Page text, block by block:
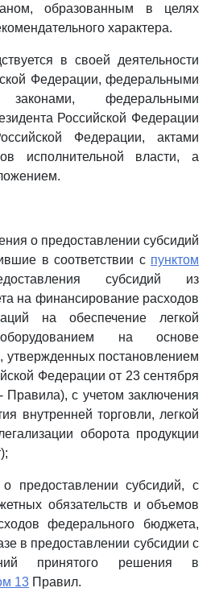
образованным в целях
характера.
в своей деятельности
Федерации, федеральными
законами, федеральными
Российской Федерации
Федерации, актами
исполнительной власти, а
о предоставлении субсидий
в соответствии с пунктом
субсидий из
на финансирование расходов
на обеспечение легкой
на основе
утвержденных постановлением
Федерации от 23 сентября
Правила), с учетом заключения
внутренней торговли, легкой
оборота продукции
предоставлении субсидий, с
обязательств и объемов
федерального бюджета,
в предоставлении субсидии с
принятого решения в
13 Правил.